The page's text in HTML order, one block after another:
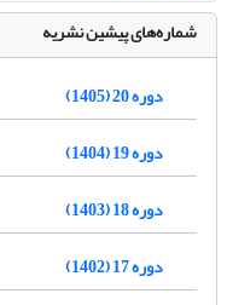
شماره‌های پیشین نشریه
دوره 20 (1405)
دوره 19 (1404)
دوره 18 (1403)
دوره 17 (1402)